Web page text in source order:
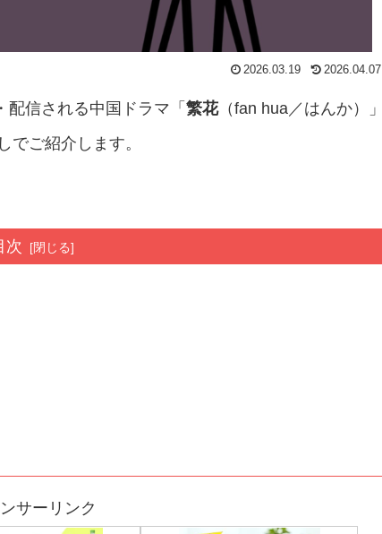
2026.03.19 2026.04.07
信される中国ドラマ「 繁花（fan hua／はんか）」
でご紹介します。
次
サーリンク